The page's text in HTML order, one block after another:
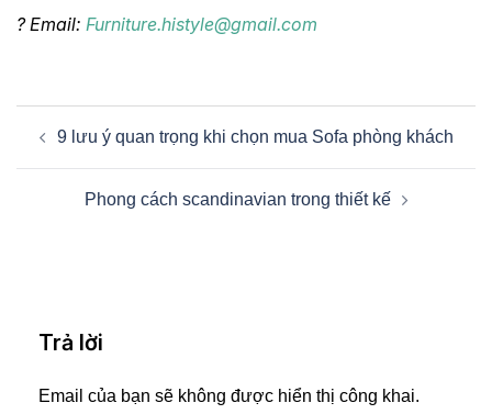
? Email: Furniture.histyle@gmail.com
hướng
9 lưu ý quan trọng khi chọn mua Sofa phòng khách
Phong cách scandinavian trong thiết kế
Trả lời
Email của bạn sẽ không được hiển thị công khai.